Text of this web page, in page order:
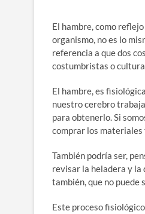
El hambre, como
organismo, no es lo
referencia a que dos
costumbristas o
El hambre, es
nuestro cerebro
para obtenerlo. Si
comprar los materiales
También podría ser,
revisar la heladera y la
también, que no puede
Este proceso